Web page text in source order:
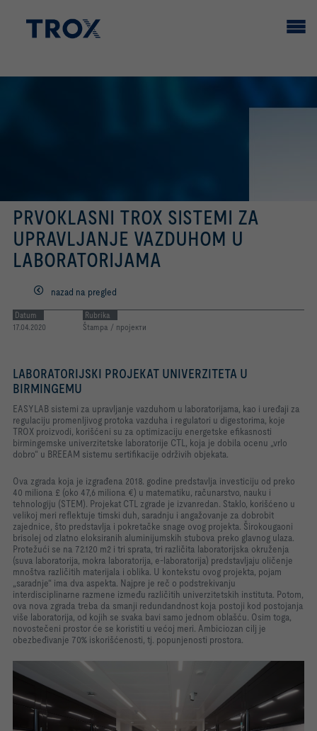
PRVOKLASNI TROX SISTEMI ZA
UPRAVLJANJE VAZDUHOM U
LABORATORIJAMA
nazad na pregled
Datum
17.04.2020
Rubrika
Štampa / пројекти
LABORATORIJSKI PROJEKAT UNIVERZITETA U
BIRMINGEMU
EASYLAB sistemi za upravljanje vazduhom u laboratorijama, kao i uređaji za
regulaciju promenljivog protoka vazduha i regulatori u digestorima, koje
TROX proizvodi, korišćeni su za optimizaciju energetske efikasnosti
birmingemske univerzitetske laboratorije CTL, koja je dobila ocenu „vrlo
dobro“ u BREEAM sistemu sertifikacije održivih objekata.
Ova zgrada koja je izgrađena 2018. godine predstavlja investiciju od preko
40 miliona £ (oko 47,6 miliona €) u matematiku, računarstvo, nauku i
tehnologiju (STEM). Projekat CTL zgrade je izvanredan. Staklo, korišćeno u
velikoj meri reflektuje timski duh, saradnju i angažovanje za dobrobit
zajednice, što predstavlja i pokretačke snage ovog projekta. Širokougaoni
brisolej od zlatno eloksiranih aluminijumskih stubova preko glavnog ulaza.
Protežući se na 72.120 m2 i tri sprata, tri različita laboratorijska okruženja
(suva laboratorija, mokra laboratorija, e-laboratorija) predstavljaju oličenje
mnoštva različitih materijala i oblika. U kontekstu ovog projekta, pojam
„saradnje“ ima dva aspekta. Najpre je reč o podstrekivanju
interdisciplinarne razmene između različitih univerzitetskih instituta. Potom,
ova nova zgrada treba da smanji redundandnost koja postoji kod postojanja
više laboratorija, od kojih se svaka bavi samo jednom oblašću. Osim toga,
novostečeni prostor će se koristiti u većoj meri. Ambiciozan cilj je
obezbeđivanje 70% iskorišćenosti, tj. popunjenosti prostora.